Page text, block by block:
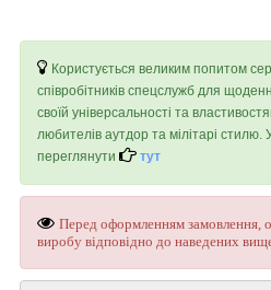
Користується великим попитом
співробітників спецслужб для
своїй універсальності та
любителів аутдор та мілітарі
переглянути
тут
Перед оформленням замовлення,
виробу відповідно до наведених